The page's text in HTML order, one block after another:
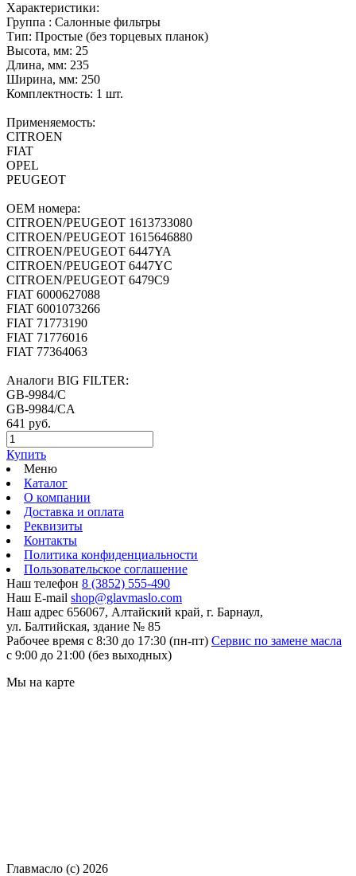
Характеристики:
Группа : Салонные фильтры
Тип: Простые (без торцевых планок)
Высота, мм: 25
Длина, мм: 235
Ширина, мм: 250
Комплектность: 1 шт.
Применяемость:
CITROEN
FIAT
OPEL
PEUGEOT
ОЕМ номера:
CITROEN/PEUGEOT 1613733080
CITROEN/PEUGEOT 1615646880
CITROEN/PEUGEOT 6447YA
CITROEN/PEUGEOT 6447YC
CITROEN/PEUGEOT 6479C9
FIAT 6000627088
FIAT 6001073266
FIAT 71773190
FIAT 71776016
FIAT 77364063
Аналоги BIG FILTER:
GB-9984/C
GB-9984/CA
641 руб.
Купить
Меню
Каталог
О компании
Доставка и оплата
Реквизиты
Контакты
Политика конфиденциальности
Пользовательское соглашение
Наш телефон 8 (3852) 555-490
Наш E-mail shop@glavmaslo.com
Наш адрес 656067, Алтайский край, г. Барнаул,
ул. Балтийская, здание № 85
Рабочее время с 8:30 до 17:30 (пн-пт) Сервис по замене масла
с 9:00 до 21:00 (без выходных)
Мы на карте
Главмасло (с) 2026